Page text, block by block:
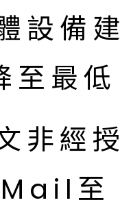
設備
最
非經
至